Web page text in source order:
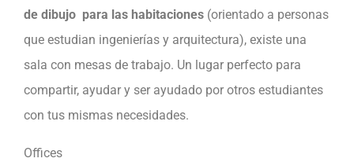
de dibujo para las habitaciones (orientado a personas
que estudian ingenierías y arquitectura), existe una
sala con mesas de trabajo. Un lugar perfecto para
compartir, ayudar y ser ayudado por otros estudiantes
con tus mismas necesidades.
Offices